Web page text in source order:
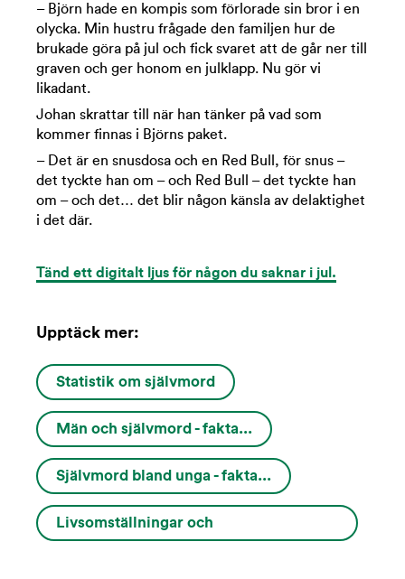
– Björn hade en kompis som förlorade sin bror i en
olycka. Min hustru frågade den familjen hur de
brukade göra på jul och fick svaret att de går ner till
graven och ger honom en julklapp. Nu gör vi
likadant.
Johan skrattar till när han tänker på vad som
kommer finnas i Björns paket.
– Det är en snusdosa och en Red Bull, för snus –
det tyckte han om – och Red Bull – det tyckte han
om – och det… det blir någon känsla av delaktighet
i det där.
Tänd ett digitalt ljus för någon du saknar i jul.
Upptäck mer:
Statistik om självmord
Män och självmord - fakta...
Självmord bland unga - fakta...
Livsomställningar och